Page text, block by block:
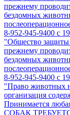
прежнему
бездомных
8-952-945-9400 с
"Общество защиты
прежнему
бездомных
8-952-945-9400 с
"Право животных
организация
Принимается
СОБАК